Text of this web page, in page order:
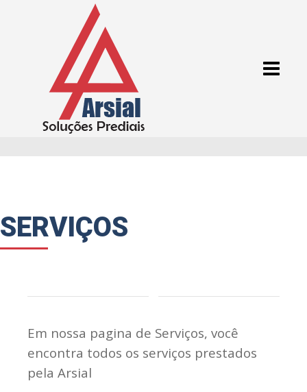
SERVIÇOS
Em nossa pagina de Serviços, você
encontra todos os serviços prestados
pela Arsial